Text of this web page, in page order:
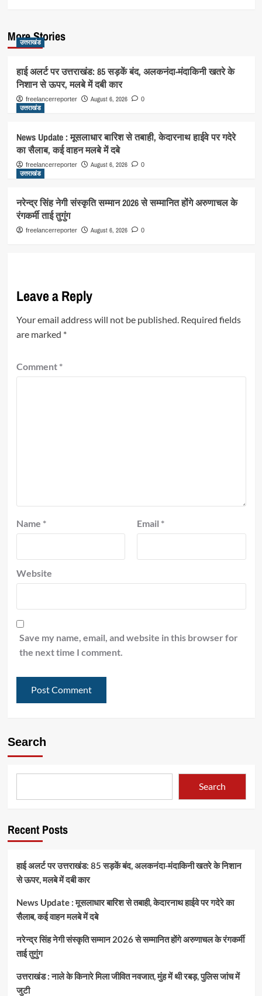
More Stories
उत्तराखंड
हाई अलर्ट पर उत्तराखंड: 85 सड़कें बंद, अलकनंदा-मंदाकिनी खतरे के
निशान से ऊपर, मलबे में दबी कार
freelancerreporter August 6, 2026 0
उत्तराखंड
News Update : मूसलाधार बारिश से तबाही, केदारनाथ हाईवे पर गदेरे
का सैलाब, कई वाहन मलबे में दबे
freelancerreporter August 6, 2026 0
उत्तराखंड
नरेन्द्र सिंह नेगी संस्कृति सम्मान 2026 से सम्मानित होंगे अरुणाचल के
रंगकर्मी ताई तुगुंग
freelancerreporter August 6, 2026 0
Leave a Reply
Your email address will not be published. Required fields
are marked *
Comment *
Name * Email *
Website
Save my name, email, and website in this browser for
the next time I comment.
Search
Search
Recent Posts
हाई अलर्ट पर उत्तराखंड: 85 सड़कें बंद, अलकनंदा-मंदाकिनी खतरे के निशान
से ऊपर, मलबे में दबी कार
News Update : मूसलाधार बारिश से तबाही, केदारनाथ हाईवे पर गदेरे का
सैलाब, कई वाहन मलबे में दबे
नरेन्द्र सिंह नेगी संस्कृति सम्मान 2026 से सम्मानित होंगे अरुणाचल के रंगकर्मी
ताई तुगुंग
उत्तराखंड : नाले के किनारे मिला जीवित नवजात, मुंह में थी रबड़, पुलिस जांच में
जुटी